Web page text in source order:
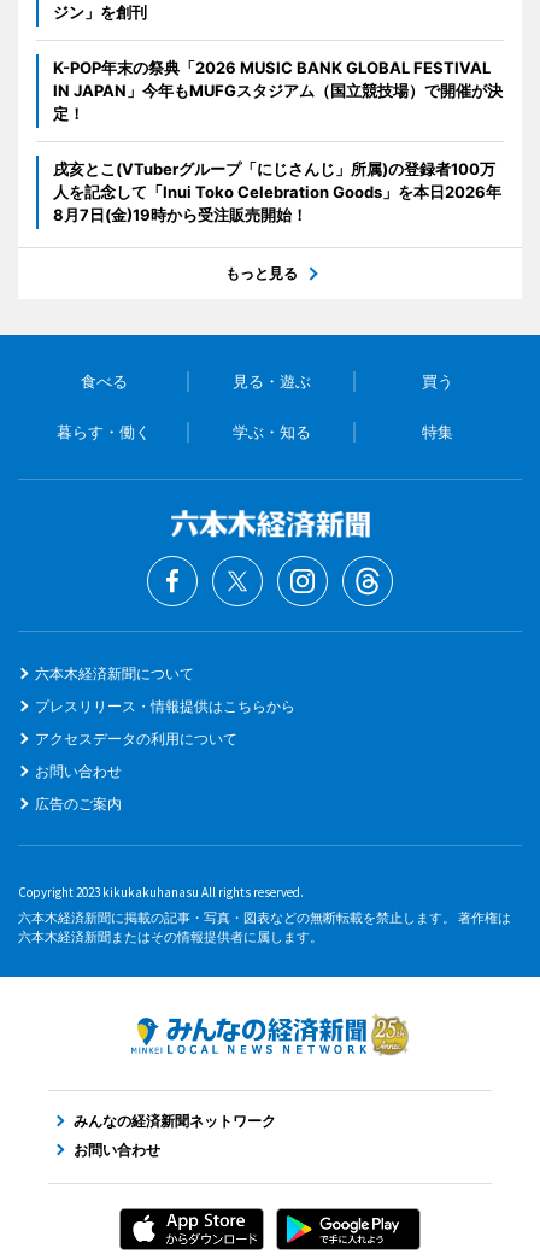
ジン」を創刊
K-POP年末の祭典「2026 MUSIC BANK GLOBAL FESTIVAL
IN JAPAN」今年もMUFGスタジアム（国立競技場）で開催が決
定！
戌亥とこ(VTuberグループ「にじさんじ」所属)の登録者100万
人を記念して「Inui Toko Celebration Goods」を本日2026年
8月7日(金)19時から受注販売開始！
もっと見る
食べる 見る・遊ぶ 買う
暮らす・働く 学ぶ・知る 特集
六本木経済新聞について
プレスリリース・情報提供はこちらから
アクセスデータの利用について
お問い合わせ
広告のご案内
Copyright 2023 kikukakuhanasu All rights reserved.
六本木経済新聞に掲載の記事・写真・図表などの無断転載を禁止します。 著作権は
六本木経済新聞またはその情報提供者に属します。
みんなの経済新聞ネットワーク
お問い合わせ